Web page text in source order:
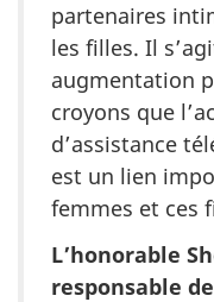
partenaires
les filles. Il
augmentation
croyons que
d’assistance
est un lien
femmes et ces
L’honorable
responsable